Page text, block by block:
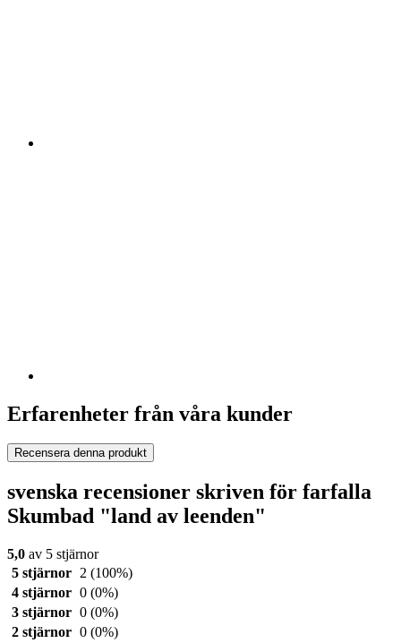
Erfarenheter från våra kunder
Recensera denna produkt
svenska recensioner skriven för farfalla
Skumbad "land av leenden"
5,0 av 5 stjärnor
5 stjärnor
2 (100%)
4 stjärnor 0 (0%)
3 stjärnor 0 (0%)
2 stjärnor 0 (0%)